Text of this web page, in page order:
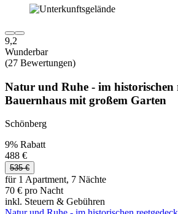
9,2
Wunderbar
(27 Bewertungen)
Natur und Ruhe - im historischen
Bauernhaus mit großem Garten
Schönberg
9% Rabatt
488 €
535 €
für 1 Apartment, 7 Nächte
70 € pro Nacht
inkl. Steuern & Gebühren